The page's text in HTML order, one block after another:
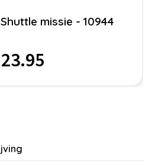
missie - 10944
23.95